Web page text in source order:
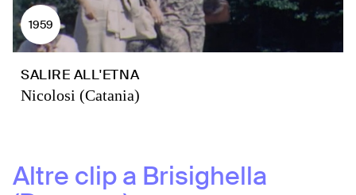
1959
SALIRE ALL'ETNA
Nicolosi (Catania)
Altre clip a Brisighella